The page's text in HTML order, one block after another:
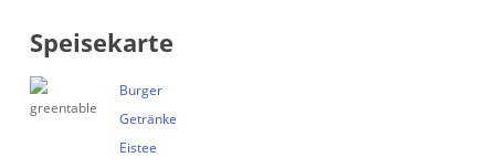
Speisekarte
Burger
Getränke
Eistee